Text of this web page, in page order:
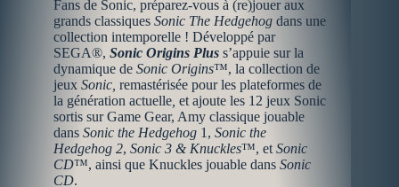
Fans de Sonic, préparez-vous à (re)jouer aux
grands classiques Sonic The Hedgehog dans une
collection intemporelle ! Développé par
SEGA®, Sonic Origins Plus s’appuie sur la
dynamique de Sonic Origins™, la collection de
jeux Sonic, remastérisée pour les plateformes de
la génération actuelle et ajoute les 12 jeux Sonic
sortis sur Game Gear, Amy classique jouable
dans Sonic the Hedgehog 1, Sonic the
Hedgehog 2, Sonic 3 & Knuckles™, et Sonic
CD™, ainsi que Knuckles jouable dans Sonic
CD.